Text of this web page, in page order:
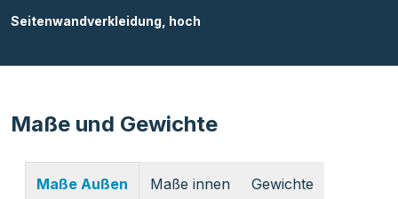
Seitenwandverkleidung, hoch
Maße und Gewichte
Maße Außen Maße innen Gewichte